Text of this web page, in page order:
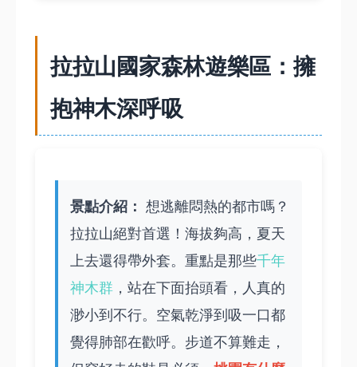
拉拉山國家森林遊樂區：擁
抱神木深呼吸
景點介紹： 想逃離悶熱的都市嗎？
拉拉山絕對首選！海拔夠高，夏天
上去還得帶外套。重點是那些千年
神木群 ，站在下面抬頭看，人真的
渺小到不行。空氣乾淨到吸一口都
覺得肺部在歡呼。步道不算難走，